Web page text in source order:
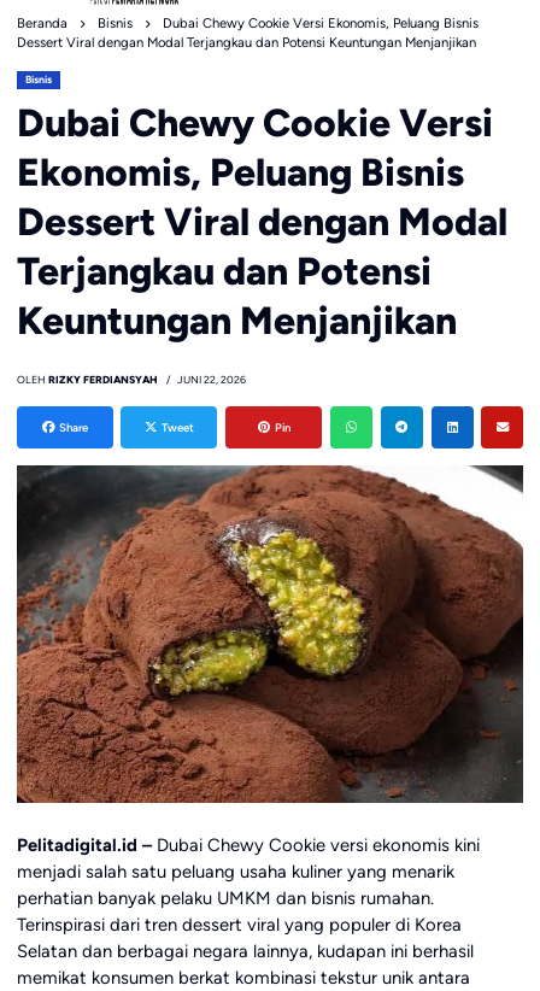
Beranda Bisnis
Dubai Chewy Cookie Versi Ekonomis, Peluang Bisnis
Dessert Viral dengan Modal Terjangkau dan Potensi Keuntungan Menjanjikan
Bisnis
Dubai Chewy Cookie Versi
Ekonomis, Peluang Bisnis
Dessert Viral dengan Modal
Terjangkau dan Potensi
Keuntungan Menjanjikan
OLEH RIZKY FERDIANSYAH JUNI 22, 2026
Share Tweet Pin
Pelitadigital.id – Dubai Chewy Cookie versi ekonomis kini
menjadi salah satu peluang usaha kuliner yang menarik
perhatian banyak pelaku UMKM dan bisnis rumahan.
Terinspirasi dari tren dessert viral yang populer di Korea
Selatan dan berbagai negara lainnya, kudapan ini berhasil
memikat konsumen berkat kombinasi tekstur unik antara